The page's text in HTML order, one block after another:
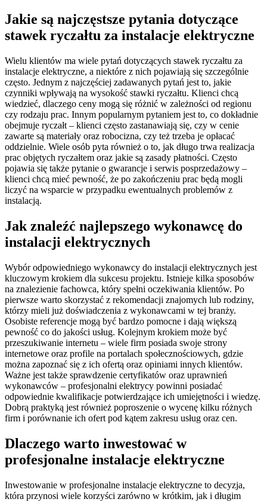
Jakie są najczęstsze pytania dotyczące
stawek ryczałtu za instalacje elektryczne
Wielu klientów ma wiele pytań dotyczących stawek ryczałtu za
instalacje elektryczne, a niektóre z nich pojawiają się szczególnie
często. Jednym z najczęściej zadawanych pytań jest to, jakie
czynniki wpływają na wysokość stawki ryczałtu. Klienci chcą
wiedzieć, dlaczego ceny mogą się różnić w zależności od regionu
czy rodzaju prac. Innym popularnym pytaniem jest to, co dokładnie
obejmuje ryczałt – klienci często zastanawiają się, czy w cenie
zawarte są materiały oraz robocizna, czy też trzeba je opłacać
oddzielnie. Wiele osób pyta również o to, jak długo trwa realizacja
prac objętych ryczałtem oraz jakie są zasady płatności. Często
pojawia się także pytanie o gwarancje i serwis posprzedażowy –
klienci chcą mieć pewność, że po zakończeniu prac będą mogli
liczyć na wsparcie w przypadku ewentualnych problemów z
instalacją.
Jak znaleźć najlepszego wykonawcę do
instalacji elektrycznych
Wybór odpowiedniego wykonawcy do instalacji elektrycznych jest
kluczowym krokiem dla sukcesu projektu. Istnieje kilka sposobów
na znalezienie fachowca, który spełni oczekiwania klientów. Po
pierwsze warto skorzystać z rekomendacji znajomych lub rodziny,
którzy mieli już doświadczenia z wykonawcami w tej branży.
Osobiste referencje mogą być bardzo pomocne i dają większą
pewność co do jakości usług. Kolejnym krokiem może być
przeszukiwanie internetu – wiele firm posiada swoje strony
internetowe oraz profile na portalach społecznościowych, gdzie
można zapoznać się z ich ofertą oraz opiniami innych klientów.
Ważne jest także sprawdzenie certyfikatów oraz uprawnień
wykonawców – profesjonalni elektrycy powinni posiadać
odpowiednie kwalifikacje potwierdzające ich umiejętności i wiedzę.
Dobrą praktyką jest również poproszenie o wycenę kilku różnych
firm i porównanie ich ofert pod kątem zakresu usług oraz cen.
Dlaczego warto inwestować w
profesjonalne instalacje elektryczne
Inwestowanie w profesjonalne instalacje elektryczne to decyzja,
która przynosi wiele korzyści zarówno w krótkim, jak i długim